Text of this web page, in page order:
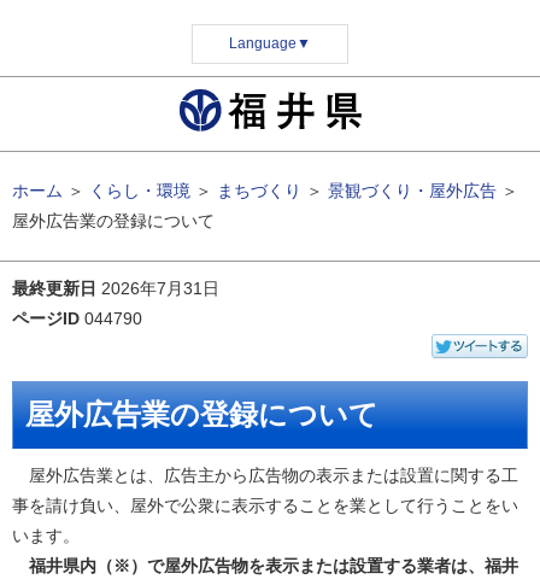
Language ▼
ホーム ＞ くらし・環境 ＞ まちづくり ＞ 景観づくり・屋外広告 ＞
屋外広告業の登録について
最終更新日 2026年7月31日
ページID 044790
屋外広告業の登録について
屋外広告業とは、広告主から広告物の表示または設置に関する工
事を請け負い、屋外で公衆に表示することを業として行うことをい
います。
福井県内（※）で屋外広告物を表示または設置する業者は、福井